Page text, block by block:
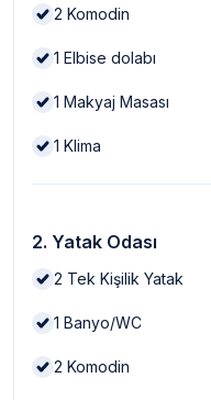
2 Komodin
1 Elbise dolabı
1 Makyaj Masası
1 Klima
2. Yatak Odası
2 Tek Kişilik Yatak
1 Banyo/WC
2 Komodin